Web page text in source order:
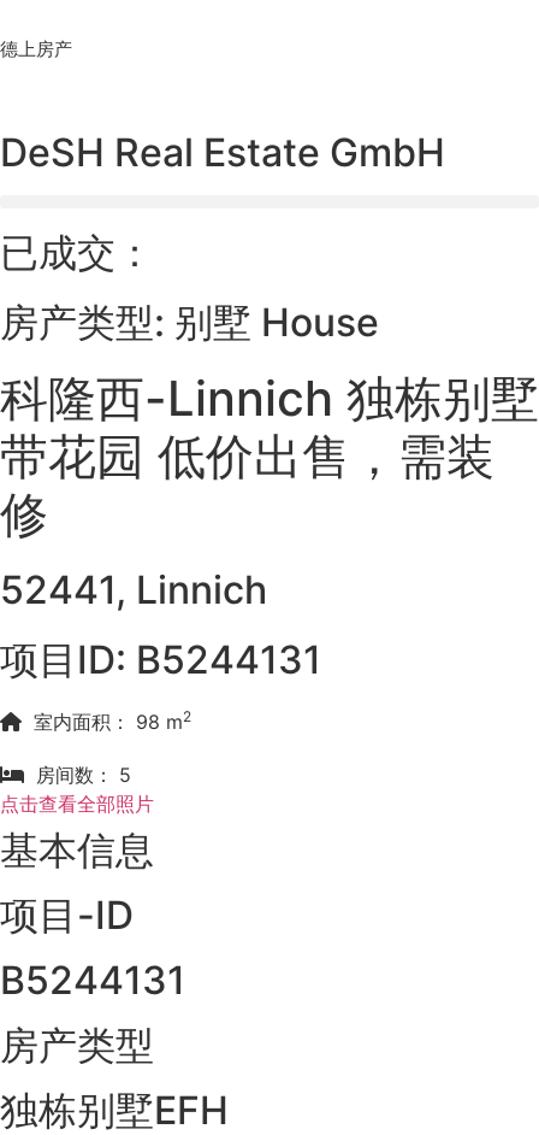
to
德上房产
DeSH Real Estate GmbH
已成交：
房产类型: 别墅 House
科隆西-Linnich 独栋别墅
带花园 低价出售，需装
修
52441, Linnich
项目ID: B5244131
室内面积： 98 m2
房间数： 5
点击查看全部照片
基本信息
项目-ID
B5244131
房产类型
独栋别墅EFH